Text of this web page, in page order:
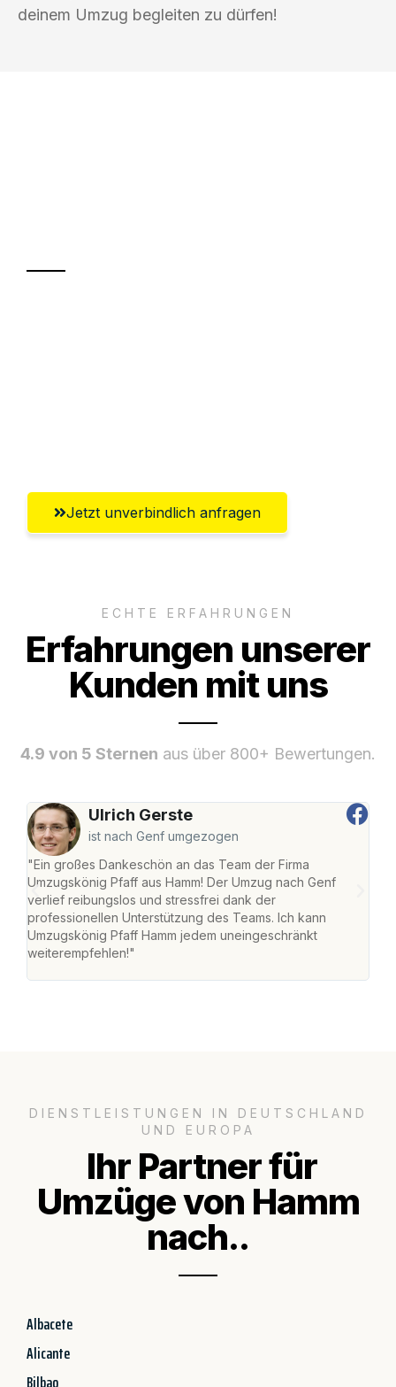
deinem Umzug begleiten zu dürfen!
Jetzt unverbindlich anfragen
ECHTE ERFAHRUNGEN
Erfahrungen unserer
Kunden mit uns
4.9 von 5 Sternen aus über 800+ Bewertungen.
Ulrich Gerste
ist nach Genf umgezogen
"Ein großes Dankeschön an das Team der Firma
Umzugskönig Pfaff aus Hamm! Der Umzug nach Genf
verlief reibungslos und stressfrei dank der
professionellen Unterstützung des Teams. Ich kann
Umzugskönig Pfaff Hamm jedem uneingeschränkt
weiterempfehlen!"
DIENSTLEISTUNGEN IN DEUTSCHLAND
UND EUROPA
Ihr Partner für
Umzüge von Hamm
nach..
Albacete
Alicante